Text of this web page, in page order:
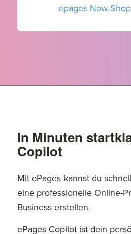
epages Now-
In Minuten
Copilot
Mit ePages kannst du
eine professionelle Online-
Business erstellen.
ePages Copilot ist dein